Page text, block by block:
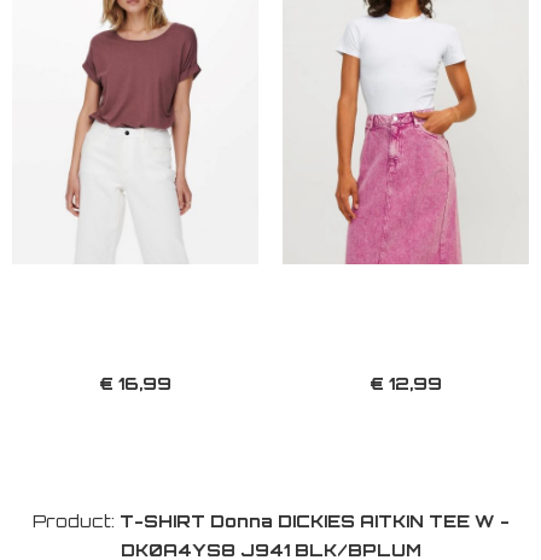
€ 16,99 € 12,99
Product: T-SHIRT Donna DICKIES AITKIN TEE W -
DK0A4YS8 J941 BLK/BPLUM